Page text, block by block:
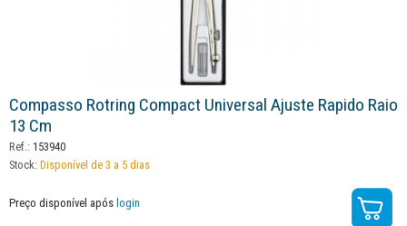
Compasso Rotring Compact Universal Ajuste Rapido Raio
13 Cm
Ref.: 153940
Stock: Disponível de 3 a 5 dias
Preço disponível após login